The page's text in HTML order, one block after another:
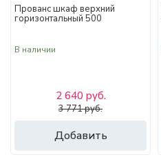
Прованс шкаф верхний
горизонтальный 500
В наличии
Добавить
2 640 руб.
3 771 руб.